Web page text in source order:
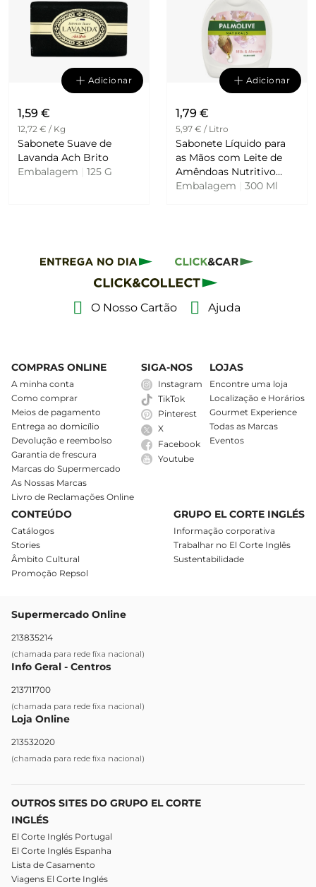
Adicionar
1,59 €
12,72 € / Kg
Sabonete Suave de
Lavanda Ach Brito
Embalagem
125 G
Adicionar
1,79 €
5,97 € / Litro
Sabonete Líquido para
as Mãos com Leite de
Amêndoas Nutritivo
Recarga Palmolive
Embalagem 300 Ml
O Nosso Cartão Ajuda
COMPRAS ONLINE
A minha conta
Como comprar
Meios de pagamento
Entrega ao domicílio
Devolução e reembolso
Garantia de frescura
Marcas do Supermercado
As Nossas Marcas
Livro de Reclamações Online
SIGA-NOS
Instagram
TikTok
Pinterest
X
Facebook
Youtube
LOJAS
Encontre uma loja
Localização e Horários
Gourmet Experience
Todas as Marcas
Eventos
CONTEÚDO
Catálogos
Stories
Âmbito Cultural
Promoção Repsol
GRUPO EL CORTE INGLÉS
Informação corporativa
Trabalhar no El Corte Inglês
Sustentabilidade
Supermercado Online
213835214
(chamada para rede fixa nacional)
Info Geral - Centros
213711700
(chamada para rede fixa nacional)
Loja Online
213532020
(chamada para rede fixa nacional)
OUTROS SITES DO GRUPO EL CORTE
INGLÉS
El Corte Inglés Portugal
El Corte Inglés Espanha
Lista de Casamento
Viagens El Corte Inglés